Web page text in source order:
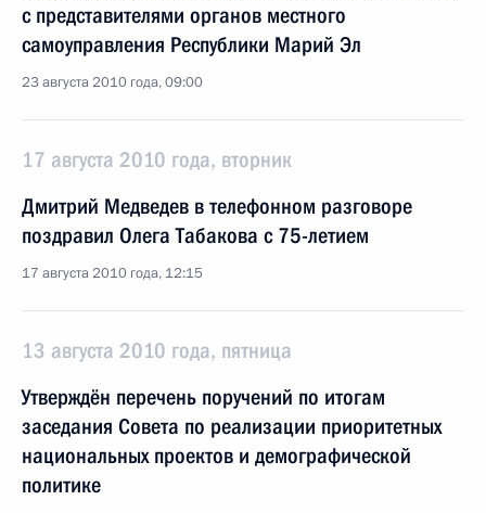
с представителями органов местного
самоуправления Республики Марий Эл
23 августа 2010 года, 09:00
17 августа 2010 года, вторник
Дмитрий Медведев в телефонном разговоре
поздравил Олега Табакова с 75-летием
17 августа 2010 года, 12:15
13 августа 2010 года, пятница
Утверждён перечень поручений по итогам
заседания Совета по реализации приоритетных
национальных проектов и демографической
политике